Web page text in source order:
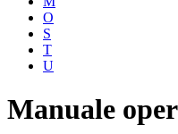
O
S
T
U
Manuale